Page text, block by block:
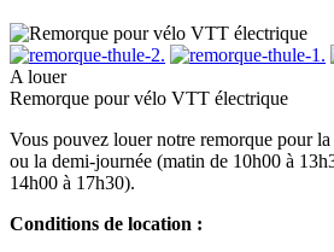
A louer
Remorque pour vélo VTT électrique
Vous pouvez louer notre remorque pour
ou la demi-journée (matin de 10h00 à
14h00 à 17h30).
Conditions de location :